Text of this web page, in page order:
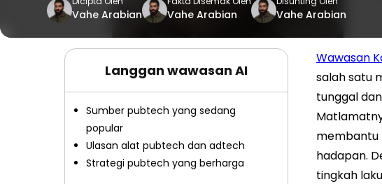
Vahe Arabian Vahe Arabian Vahe Arabian
Langgan wawasan AI
Sumber pubtech yang sedang
popular
Ulasan alat pubtech dan adtech
Strategi pubtech yang berharga
Wawasan
salah satu
tunggal
membantu
hadapan.
tingkah